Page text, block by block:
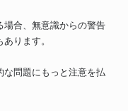
場合、無意識からの警告
ります。
な問題にもっと注意を払